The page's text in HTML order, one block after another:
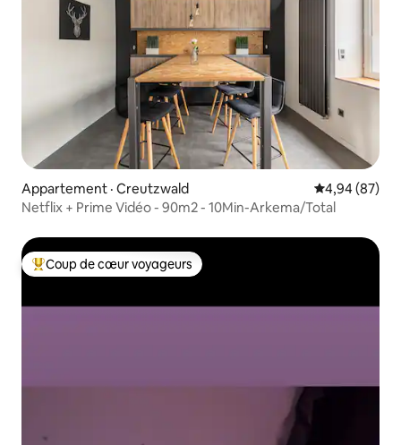
Appartement · Creutzwald Note
4,94 (87)
Netflix + Prime Vidéo - 90m2 - 10Min-Arkema/Total
Coup de cœur voyageurs parmi les plus aimés
Coup de cœur voyageurs